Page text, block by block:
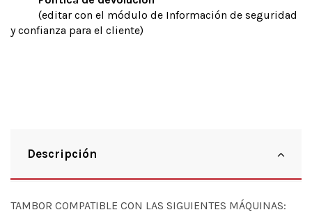
(editar con el módulo de Información de seguridad
y confianza para el cliente)
Descripción
TAMBOR COMPATIBLE CON LAS SIGUIENTES MÁQUINAS: